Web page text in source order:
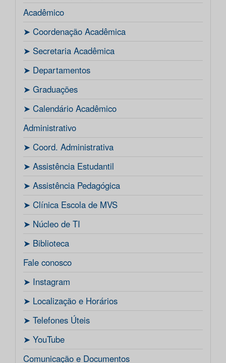
Acadêmico
ㅤ➤ Coordenação Acadêmica
ㅤㅤ➤ Secretaria Acadêmica
ㅤ➤ Departamentos
ㅤ➤ Graduações
ㅤ➤ Calendário Acadêmico
Administrativo
ㅤ➤ Coord. Administrativa
ㅤ➤ Assistência Estudantil
ㅤ➤ Assistência Pedagógica
ㅤ➤ Clínica Escola de MVS
ㅤ➤ Núcleo de TI
ㅤ➤ Biblioteca
Fale conosco
ㅤ➤ Instagram
ㅤ➤ Localização e Horários
ㅤ➤ Telefones Úteis
ㅤ➤ YouTube
Comunicação e Documentos